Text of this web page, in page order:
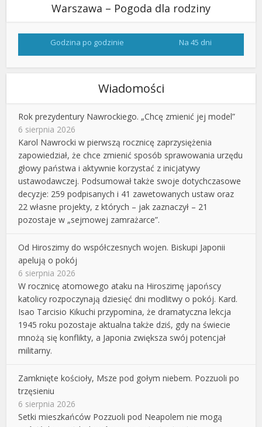
Warszawa – Pogoda dla rodziny
Godzina po godzinie Na 45 dni
Wiadomości
Rok prezydentury Nawrockiego. „Chcę zmienić jej model”
6 sierpnia 2026
Karol Nawrocki w pierwszą rocznicę zaprzysiężenia
zapowiedział, że chce zmienić sposób sprawowania urzędu
głowy państwa i aktywnie korzystać z inicjatywy
ustawodawczej. Podsumował także swoje dotychczasowe
decyzje: 259 podpisanych i 41 zawetowanych ustaw oraz
22 własne projekty, z których – jak zaznaczył – 21
pozostaje w „sejmowej zamrażarce”.
Od Hiroszimy do współczesnych wojen. Biskupi Japonii
apelują o pokój
6 sierpnia 2026
W rocznicę atomowego ataku na Hiroszimę japońscy
katolicy rozpoczynają dziesięć dni modlitwy o pokój. Kard.
Isao Tarcisio Kikuchi przypomina, że dramatyczna lekcja
1945 roku pozostaje aktualna także dziś, gdy na świecie
mnożą się konflikty, a Japonia zwiększa swój potencjał
militarny.
Zamknięte kościoły, Msze pod gołym niebem. Pozzuoli po
trzęsieniu
6 sierpnia 2026
Setki mieszkańców Pozzuoli pod Neapolem nie mogą